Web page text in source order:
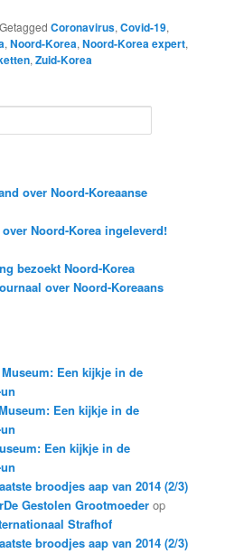
Getagged Coronavirus,Covid-19,
,Noord-Korea,Noord-Korea expert,
,Zuid-Korea
over Noord-Koreaanse
Noord-Korea ingeleverd!
bezoekt Noord-Korea
over Noord-Koreaans
Een kijkje in de
Een kijkje in de
Een kijkje in de
broodjes aap van 2014 (2/3)
Gestolen Grootmoeder op
Strafhof
broodjes aap van 2014 (2/3)